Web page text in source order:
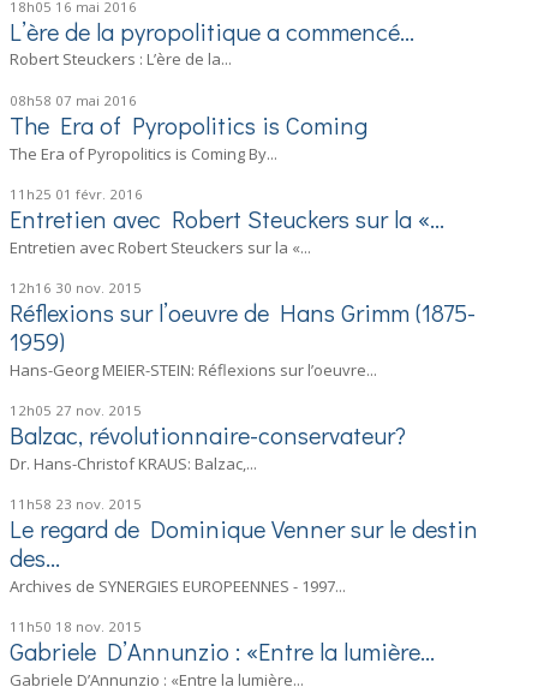
18h05 16 mai 2016
L’ère de la pyropolitique a commencé…
Robert Steuckers : L’ère de la...
08h58 07 mai 2016
The Era of Pyropolitics is Coming
The Era of Pyropolitics is Coming By...
11h25 01 févr. 2016
Entretien avec Robert Steuckers sur la «...
Entretien avec Robert Steuckers sur la «...
12h16 30 nov. 2015
Réflexions sur l’oeuvre de Hans Grimm (1875-
1959)
Hans-Georg MEIER-STEIN: Réflexions sur l’oeuvre...
12h05 27 nov. 2015
Balzac, révolutionnaire-conservateur?
Dr. Hans-Christof KRAUS: Balzac,...
11h58 23 nov. 2015
Le regard de Dominique Venner sur le destin
des...
Archives de SYNERGIES EUROPEENNES - 1997...
11h50 18 nov. 2015
Gabriele D’Annunzio : «Entre la lumière...
Gabriele D’Annunzio : «Entre la lumière...